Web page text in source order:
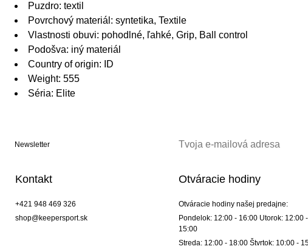
Puzdro: textil
Povrchový materiál: syntetika, Textile
Vlastnosti obuvi: pohodlné, ľahké, Grip, Ball control
Podošva: iný materiál
Country of origin: ID
Weight: 555
Séria: Elite
Newsletter
Kontakt
+421 948 469 326
shop@keepersport.sk
Otváracie hodiny
Otváracie hodiny našej predajne:
Pondelok: 12:00 - 16:00 Utorok: 12:00 -
15:00
Streda: 12:00 - 18:00 Štvrtok: 10:00 -